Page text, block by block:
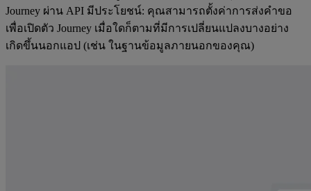
Journey ผ่าน API มีประโยชน์: คุณสามารถตั้งค่าการส่งคำขอ
เพื่อเปิดตัว Journey เมื่อใดก็ตามที่มีการเปลี่ยนแปลงบางอย่าง
เกิดขึ้นนอกแอป (เช่น ในฐานข้อมูลภายนอกของคุณ)